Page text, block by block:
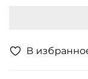
В